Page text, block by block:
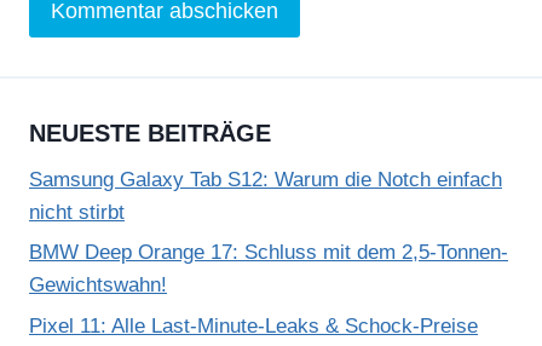
NEUESTE BEITRÄGE
Samsung Galaxy Tab S12: Warum die Notch einfach
nicht stirbt
BMW Deep Orange 17: Schluss mit dem 2,5-Tonnen-
Gewichtswahn!
Pixel 11: Alle Last-Minute-Leaks & Schock-Preise